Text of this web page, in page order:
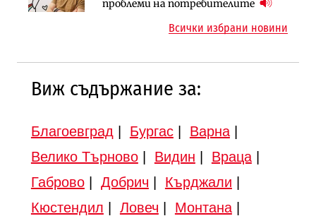
проблеми на потребителите
Всички избрани новини
Виж съдържание за:
Благоевград Бургас| Варна|
Велико Търново| Видин Враца|
Габрово| Добрич Кърджали
Кюстендил
Ловеч Монтана|